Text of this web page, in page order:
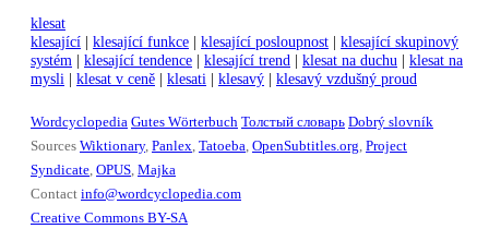
klesat
klesající | klesající funkce | klesající posloupnost | klesající skupinový
systém | klesající tendence | klesající trend | klesat na duchu | klesat na
mysli | klesat v ceně | klesati | klesavý | klesavý vzdušný proud
Wordcyclopedia Gutes Wörterbuch Толстый словарь Dobrý slovník
Sources Wiktionary, Panlex Tatoeba OpenSubtitles.org Project
Syndicate OPUS Majka
Contact info@wordcyclopedia.com
Creative Commons BY-SA